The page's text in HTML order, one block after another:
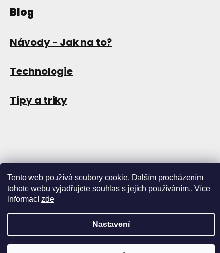
Tento web používá soubory cookie. Dalším procházením
tohoto webu vyjadřujete souhlas s jejich používáním.. Více
informací zde.
Nastavení
Blog
Návody - Jak na to?
Technologie
Tipy a triky
Copyright 2026
Vytvořil Shoptet